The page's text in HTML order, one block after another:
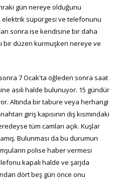
gün nereye olduğunu
süpürgesi ve telefonunu
sonra ise kendisine bir daha
bir düzen kurmuşken nereye ve
7 Ocak'ta öğleden sonra saat
asılı halde bulunuyor. 15 gündür
Altında bir tabure veya herhangi
giriş kapısının dış kısmındaki
tüm camları açık. Kuşlar
Bulunması da bu durumun
polise haber vermesi
kapalı halde ve şarjda
dört beş gün önce onu